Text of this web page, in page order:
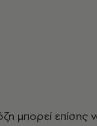
μπορεί επίσης